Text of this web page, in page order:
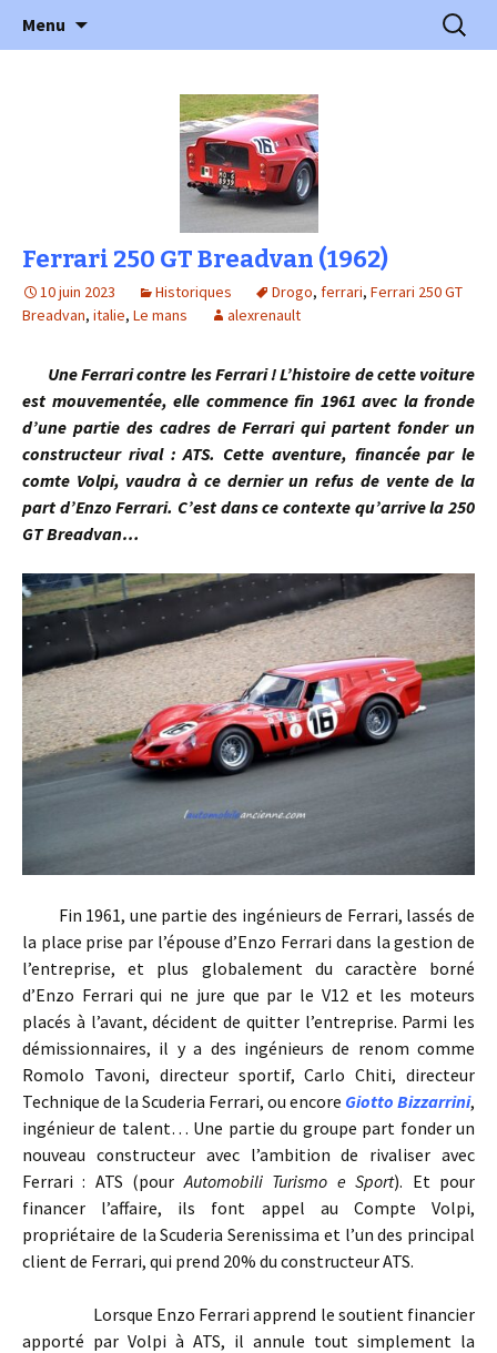
l'Automobile Ancienne
l'automobile ancienne : articles, historiques
…
Menu
Ferrari 250 GT Breadvan (1962)
10 juin 2023 Historiques Drogo, ferrari, Ferrari 250 GT
Breadvan, italie, Le mans alexrenault
Une Ferrari contre les Ferrari ! L’histoire de cette voiture
est mouvementée, elle commence fin 1961 avec la fronde
d’une partie des cadres de Ferrari qui partent fonder un
constructeur rival : ATS. Cette aventure, financée par le
comte Volpi, vaudra à ce dernier un refus de vente de la
part d’Enzo Ferrari. C’est dans ce contexte qu’arrive la 250
GT Breadvan…
Fin 1961, une partie des ingénieurs de Ferrari, lassés de
la place prise par l’épouse d’Enzo Ferrari dans la gestion de
l’entreprise, et plus globalement du caractère borné
d’Enzo Ferrari qui ne jure que par le V12 et les moteurs
placés à l’avant, décident de quitter l’entreprise. Parmi les
démissionnaires, il y a des ingénieurs de renom comme
Romolo Tavoni, directeur sportif, Carlo Chiti, directeur
Technique de la Scuderia Ferrari, ou encore Giotto Bizzarrini,
ingénieur de talent… Une partie du groupe part fonder un
nouveau constructeur avec l’ambition de rivaliser avec
Ferrari : ATS (pourAutomobili Turismo e Sport). Et pour
financer l’affaire, ils font appel au Compte Volpi,
propriétaire de la Scuderia Serenissima et l’un des principal
client de Ferrari, qui prend 20% du constructeur ATS.
Lorsque Enzo Ferrari apprend le soutient financier
apporté par Volpi à ATS, il annule tout simplement la